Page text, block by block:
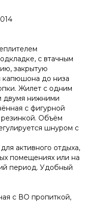
с втачным
закрытую
капюшона до низа
Жилет с одним
двумя нижними
с фигурной
Объём
шнуром с
активного отдыха,
помещениях или на
период. Удобный
с ВО пропиткой,